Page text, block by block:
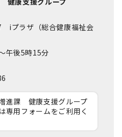
iプラザ（総合健康福祉会
午後5時15分
進課 健康支援グループ
専用フォームをご利用く